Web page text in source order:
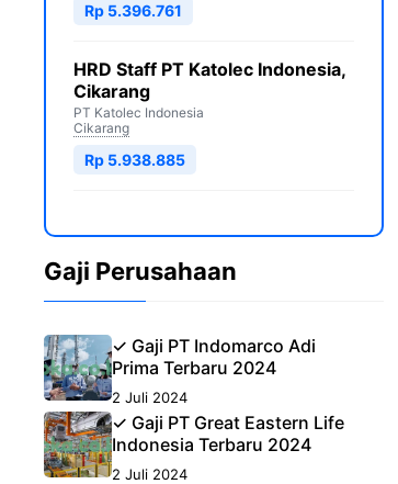
Rp 5.396.761
HRD Staff PT Katolec Indonesia,
Cikarang
PT Katolec Indonesia
Cikarang
Rp 5.938.885
Gaji Perusahaan
✓ Gaji PT Indomarco Adi
Prima Terbaru 2024
2 Juli 2024
✓ Gaji PT Great Eastern Life
Indonesia Terbaru 2024
2 Juli 2024